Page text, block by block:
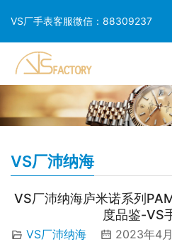
VS厂沛纳海
VS厂沛纳海庐米诺系列
度品鉴-VS
VS厂沛纳海 2023年4
VS厂手表客服微信：88309237